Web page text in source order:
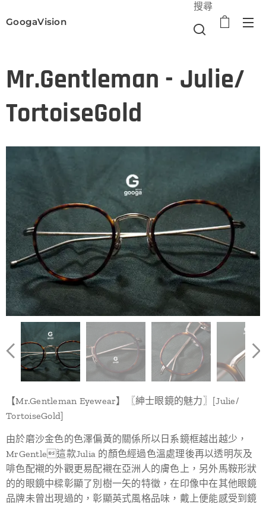
GoogaVision
搜尋
Mr.Gentleman - Julie/
TortoiseGold
【Mr.Gentleman Eyewear】〖紳士眼鏡的魅力〗[Julie/
TortoiseGold]
由於磨沙金色的色澤偏黃的關係所以日系鏡框越出越少，
MrGentle這款Julia 的顏色經過色溫處理後再以透明灰及
啡色配襯的外觀更易配襯在亞洲人的膚色上，另外馬鞍形狀
的的眼鏡中樑彰顯了別樹一矢的特徵，在印像中在其他眼鏡
品牌未曾出現過的，彰顯英式風格品味，戴上便能感受到鏡